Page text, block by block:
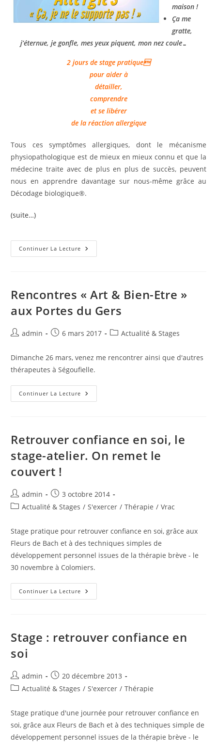
maison !
Ça me
gratte,
j’éternue, je gonfle, mes yeux piquent, mon nez coule…
2 jours de stage pratique
pour aider à
détailler,
comprendre
et se libérer
de la réaction allergique
Tous ces symptômes allergiques, dont le mécanisme
physiopathologique est de mieux en mieux connu et que la
médecine traite avec de plus en plus de succès, peuvent
nous en apprendre davantage sur nous-même grâce au
Décodage biologique®.
(suite…)
Continuer La Lecture Travaillez
Sur
Psycho-
Bio-
(Stage-
Atelier)
Rencontres « Art & Bien-Etre »
aux Portes du Gers
Auteur/autrice
la
publication :
admin
Publication
6 mars 2017
PostActualité & Stages
Dimanche 26 mars, venez me rencontrer ainsi que d'autres
thérapeutes à Ségoufielle.
Continuer La Lecture Rencontres
« Art
Portes
Du
Retrouver confiance en soi, le
stage-atelier. On remet le
couvert !
Auteur/autrice
de
admin
Publication
publiée :
3 octobre 2014
PostActualité & Stages / S'exercer / Thérapie / Vrac
Stage pratique pour retrouver confiance en soi, grâce aux
Fleurs de Bach et à des techniques simples de
développement personnel issues de la thérapie brève - le
30 novembre à Colomiers.
Continuer La Lecture Retrouver
Confiance
On
Stage : retrouver confiance en
soi
Auteur/autrice
de
admin
Publication
publiée :
20 décembre 2013
PostActualité & Stages / S'exercer / Thérapie
Stage pratique d'une journée pour retrouver confiance en
soi, grâce aux Fleurs de Bach et à des techniques simple de
développement personnel issues de la thérapie brève - le